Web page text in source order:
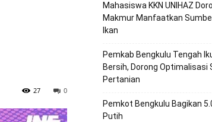
0
27
Mahasiswa KKN UNIHAZ
Makmur Manfaatkan
Ikan
Pemkab Bengkulu Tengah
Bersih, Dorong Optimalisasi
Pertanian
Pemkot Bengkulu Bagikan
Putih